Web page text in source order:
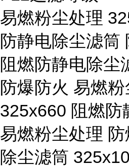
易燃粉尘处理
防静电除尘滤筒
阻燃防静电除尘
防爆防火 易燃
325x660 阻燃防
易燃粉尘处理 防
除尘滤筒